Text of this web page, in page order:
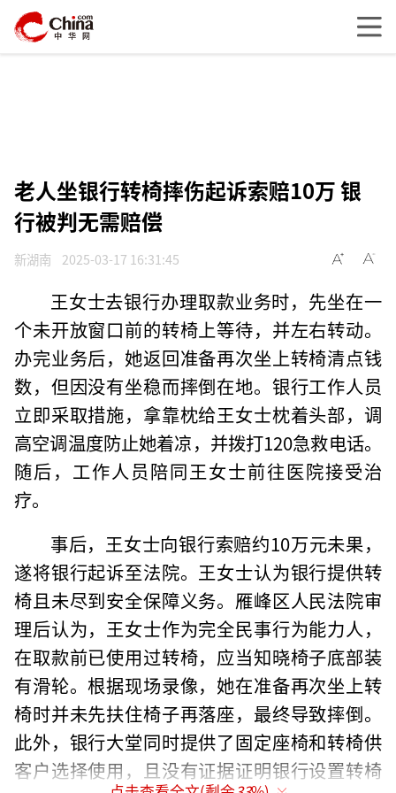
老人坐银行转椅摔伤起诉索赔10万 银
行被判无需赔偿
新湖南 2025-03-17 16:31:45
王女士去银行办理取款业务时，先坐在一
个未开放窗口前的转椅上等待，并左右转动。
办完业务后，她返回准备再次坐上转椅清点钱
数，但因没有坐稳而摔倒在地。银行工作人员
立即采取措施，拿靠枕给王女士枕着头部，调
高空调温度防止她着凉，并拨打120急救电话。
随后，工作人员陪同王女士前往医院接受治
疗。
事后，王女士向银行索赔约10万元未果，
遂将银行起诉至法院。王女士认为银行提供转
椅且未尽到安全保障义务。雁峰区人民法院审
理后认为，王女士作为完全民事行为能力人，
在取款前已使用过转椅，应当知晓椅子底部装
有滑轮。根据现场录像，她在准备再次坐上转
椅时并未先扶住椅子再落座，最终导致摔倒。
此外，银行大堂同时提供了固定座椅和转椅供
客户选择使用，且没有证据证明银行设置转椅